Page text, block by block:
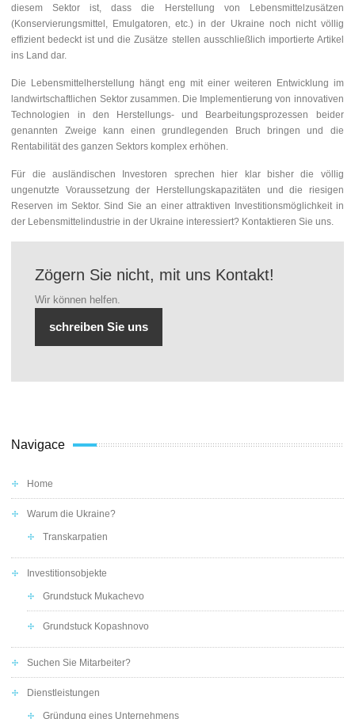
diesem Sektor ist, dass die Herstellung von Lebensmittelzusätzen
(Konservierungsmittel, Emulgatoren, etc.) in der Ukraine noch nicht völlig
effizient bedeckt ist und die Zusätze stellen ausschließlich importierte Artikel
ins Land dar.
Die Lebensmittelherstellung hängt eng mit einer weiteren Entwicklung im
landwirtschaftlichen Sektor zusammen. Die Implementierung von innovativen
Technologien in den Herstellungs- und Bearbeitungsprozessen beider
genannten Zweige kann einen grundlegenden Bruch bringen und die
Rentabilität des ganzen Sektors komplex erhöhen.
Für die ausländischen Investoren sprechen hier klar bisher die völlig
ungenutzte Voraussetzung der Herstellungskapazitäten und die riesigen
Reserven im Sektor. Sind Sie an einer attraktiven Investitionsmöglichkeit in
der Lebensmittelindustrie in der Ukraine interessiert? Kontaktieren Sie uns.
Zögern Sie nicht, mit uns Kontakt!
Wir können helfen.
schreiben Sie uns
Navigace
Home
Warum die Ukraine?
Transkarpatien
Investitionsobjekte
Grundstuck Mukachevo
Grundstuck Kopashnovo
Suchen Sie Mitarbeiter?
Dienstleistungen
Gründung eines Unternehmens